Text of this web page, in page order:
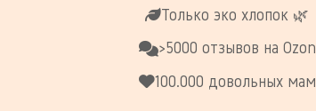
Только эко хлопок 🌿
>5000 отзывов на Ozon
100.000 довольных мам